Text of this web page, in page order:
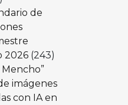
de
2026 (243)
imágenes
con IA en